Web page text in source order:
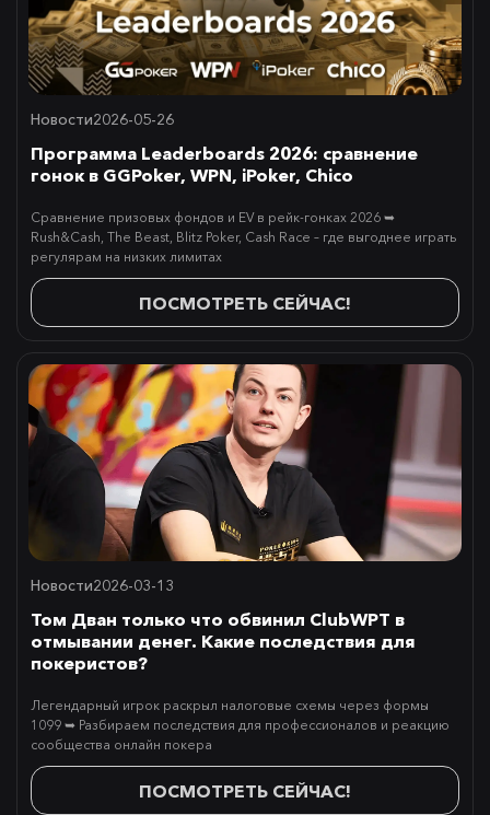
Новости2026-05-26
Программа Leaderboards 2026: сравнение
гонок в GGPoker, WPN, iPoker, Chico
Сравнение призовых фондов и EV в рейк-гонках 2026 ➥
Rush&Cash, The Beast, Blitz Poker, Cash Race – где выгоднее играть
регулярам на низких лимитах
ПОСМОТРЕТЬ СЕЙЧАС!
Новости2026-03-13
Том Дван только что обвинил ClubWPT в
отмывании денег. Какие последствия для
покеристов?
Легендарный игрок раскрыл налоговые схемы через формы
1099 ➥ Разбираем последствия для профессионалов и реакцию
сообщества онлайн покера
ПОСМОТРЕТЬ СЕЙЧАС!